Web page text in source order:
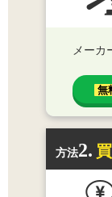
メーカ
無
方法2.